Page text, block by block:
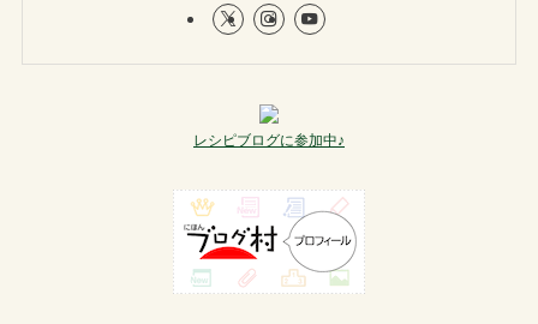
レシピブログに参加中♪